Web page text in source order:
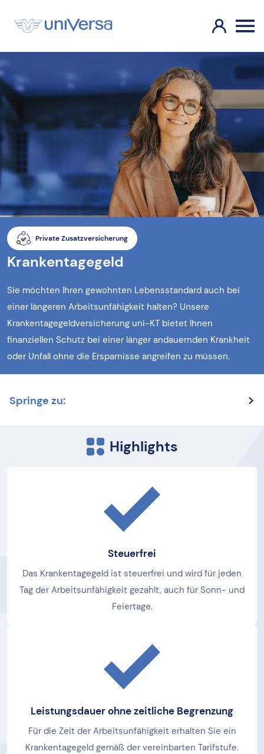
Private Zusatzversicherung
Krankentagegeld
Sie möchten Ihren gewohnten Lebensstandard auch bei
einer längeren Arbeitsunfähigkeit halten? Unsere
Krankentagegeldversicherung uni-KT bietet Ihnen
finanziellen Schutz bei einer länger andauernden Krankheit
oder Unfall ohne die Ersparnisse angreifen zu müssen.
Springe zu:
Highlights
Steuerfrei
Das Krankentagegeld ist steuerfrei und wird für jeden
Tag der Arbeitsunfähigkeit gezahlt, auch für Sonn- und
Feiertage.
Leistungsdauer ohne zeitliche Begrenzung
Für die Zeit der Arbeitsunfähigkeit erhalten Sie ein
Krankentagegeld gemäß der vereinbarten Tarifstufe.